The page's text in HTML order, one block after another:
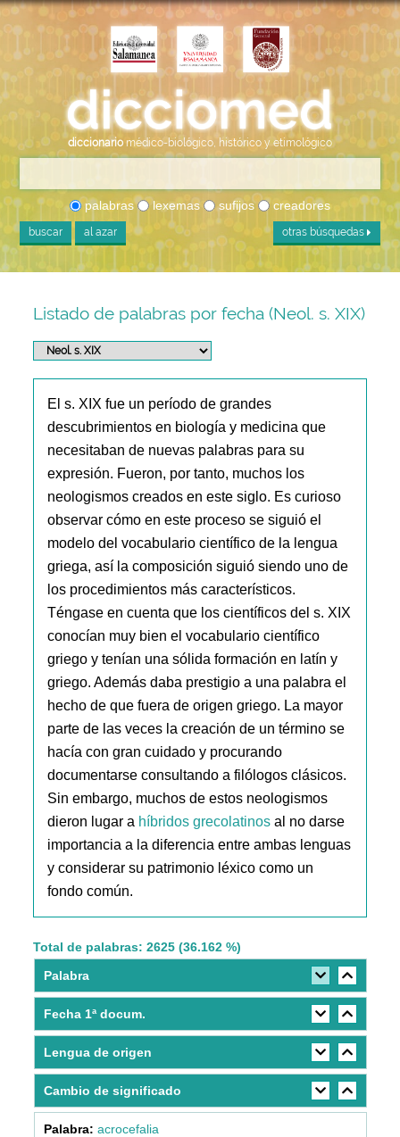
diccionario médico-biológico, histórico y etimológico
palabras lexemas sufijos creadores
buscar al azar otras búsquedas
Listado de palabras por fecha (Neol. s. XIX)
El s. XIX fue un período de grandes
descubrimientos en biología y medicina que
necesitaban de nuevas palabras para su
expresión. Fueron, por tanto, muchos los
neologismos creados en este siglo. Es curioso
observar cómo en este proceso se siguió el
modelo del vocabulario científico de la lengua
griega, así la composición siguió siendo uno de
los procedimientos más característicos.
Téngase en cuenta que los científicos del s. XIX
conocían muy bien el vocabulario científico
griego y tenían una sólida formación en latín y
griego. Además daba prestigio a una palabra el
hecho de que fuera de origen griego. La mayor
parte de las veces la creación de un término se
hacía con gran cuidado y procurando
documentarse consultando a filólogos clásicos.
Sin embargo, muchos de estos neologismos
dieron lugar a híbridos grecolatinos al no darse
importancia a la diferencia entre ambas lenguas
y considerar su patrimonio léxico como un
fondo común.
Total de palabras: 2625 (36.162 %)
Palabra
Fecha 1ª docum.
Lengua de origen
Cambio de significado
acrocefalia